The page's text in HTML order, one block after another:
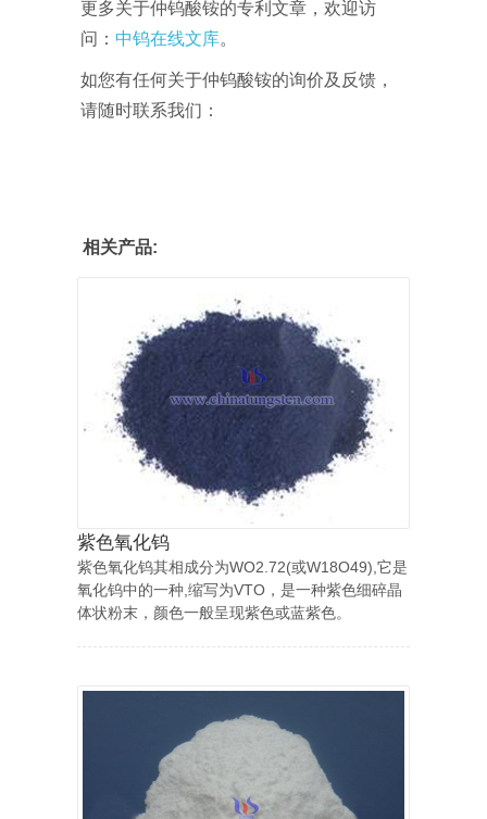
更多关于仲钨酸铵的专利文章，欢迎访
问： 中钨在线文库。
如您有任何关于仲钨酸铵的询价及反馈，
请随时联系我们：
相关产品:
紫色氧化钨
紫色氧化钨其相成分为WO2.72(或W18O49),它是
氧化钨中的一种,缩写为VTO，是一种紫色细碎晶
体状粉末，颜色一般呈现紫色或蓝紫色。